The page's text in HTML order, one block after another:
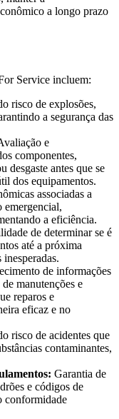
a longo prazo
Service incluem:
risco de explosões,
a segurança das
e
componentes,
desgaste antes que se
dos equipamentos.
associadas a
emergencial,
a eficiência.
de determinar se é
até a próxima
de informações
manutenções e
reparos e
eficaz e no
risco de acidentes que
contaminantes,
Garantia de
e códigos de
conformidade